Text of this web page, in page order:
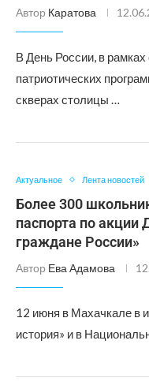
Автор Каратова
В День России, в
патриотических
скверах столицы …
Актуальное Лента новостей
Более 300
паспорта по
граждане России»
Автор Ева Адамова
12 июня в Махачкале в
история» и в